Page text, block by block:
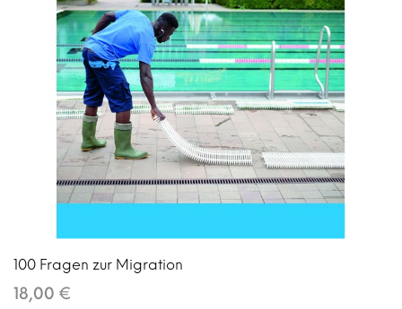
100 Fragen zur Migration
18,00 €